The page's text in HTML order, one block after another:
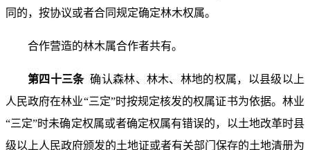
同的，按协议或者合同规定确定林木权属。
合作营造的林木属合作者共有。
第四十三条确认森林、林木、林地的权属，以县级以上
人民政府在林业“三定”时按规定核发的权属证书为依据。林业
“三定”时未确定权属或者确定权属有错误的，以土地改革时县
级以上人民政府颁发的土地证或者有关部门保存的土地清册为